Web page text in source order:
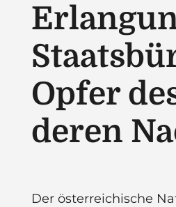
Opfer
deren
Der österreichische